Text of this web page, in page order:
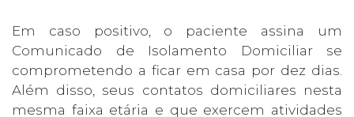
Em caso positivo, o paciente assina um
Comunicado de Isolamento Domiciliar se
comprometendo a ficar em casa por dez dias.
Além disso, seus contatos domiciliares nesta
mesma faixa etária e que exercem atividades